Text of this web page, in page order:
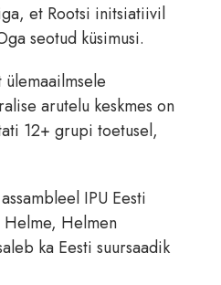
et Rootsi initsiatiivil
seotud küsimusi.
arutelu keskmes on
12+ grupi toetusel,
IPU Eesti
Helme, Helmen
ka Eesti suursaadik